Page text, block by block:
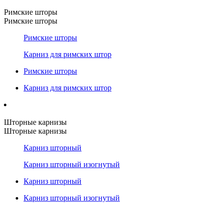
Римские шторы
Римские шторы
Римские шторы
Карниз для римских штор
Римские шторы
Карниз для римских штор
Шторные карнизы
Шторные карнизы
Карниз шторный
Карниз шторный изогнутый
Карниз шторный
Карниз шторный изогнутый